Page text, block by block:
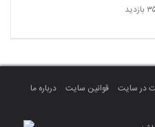
در سایت قوانین سایت
درباره ما